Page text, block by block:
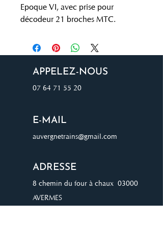
Epoque VI, avec prise pour
décodeur 21 broches MTC.
APPELEZ-NOUS
07 64 71 55 20
E-MAIL
auvergnetrains@gmail.com
ADRESSE
8 chemin du four à chaux 03000
AVERMES